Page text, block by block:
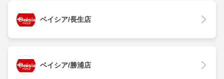
ベイシア/長生店
ベイシア/勝浦店